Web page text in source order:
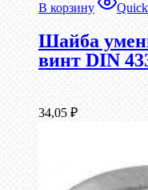
В корзину
Шайба
винт DIN
34,05 ₽